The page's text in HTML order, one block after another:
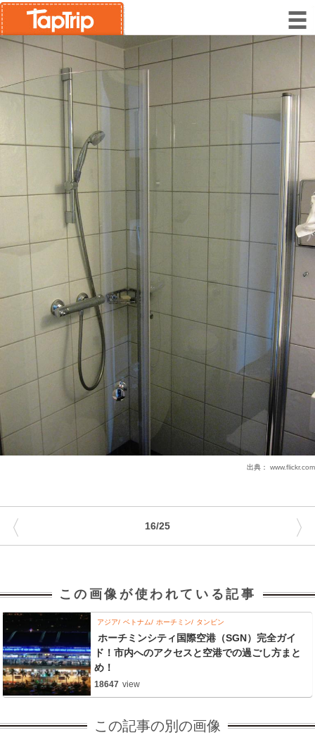
出典： www.flickr.com
16/25
〈 〉
この画像が使われている記事
アジア ベトナム ホーチミン タンビン
ホーチミンシティ国際空港（SGN）完全ガイ
ド！市内へのアクセスと空港での過ごし方まと
め！
18647 view
この記事の別の画像